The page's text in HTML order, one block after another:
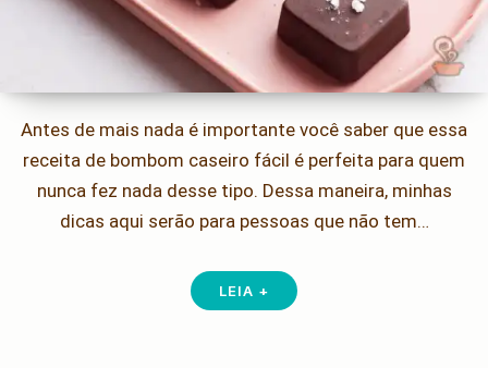
Antes de mais nada é importante você saber que essa
receita de bombom caseiro fácil é perfeita para quem
nunca fez nada desse tipo. Dessa maneira, minhas
dicas aqui serão para pessoas que não tem…
LEIA +